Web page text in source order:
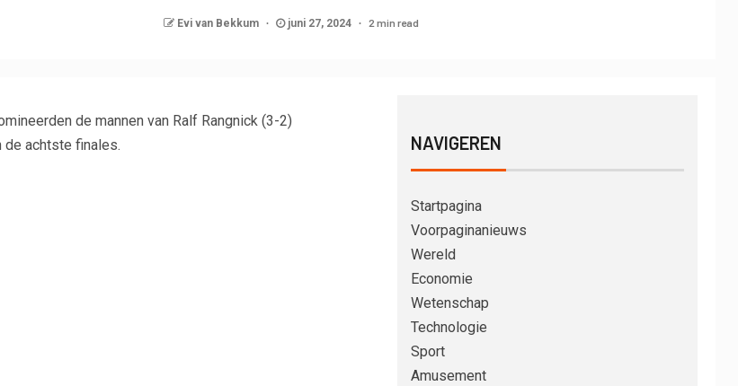
Evi van Bekkum juni 27, 2024 2 min read
de mannen van Ralf Rangnick (3-2)
de achtste finales.
NAVIGEREN
Startpagina
Voorpaginanieuws
Wereld
Economie
Wetenschap
Technologie
Sport
Amusement